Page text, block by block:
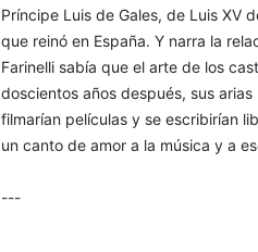
Príncipe Luis de Gales, de Luis XV
que reinó en España. Y narra la
Farinelli sabía que el arte de los
doscientos años después, sus
filmarían películas y se escribirían
un canto de amor a la música y a
---